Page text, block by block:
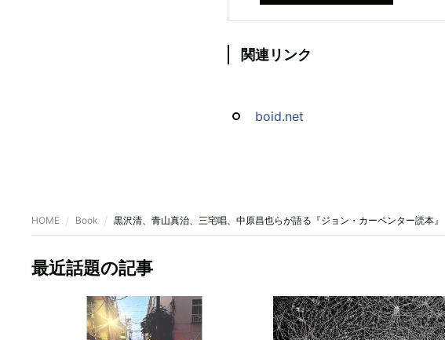
関連リンク
boid.net
HOME Book 黒沢清、青山真治、三宅唱、中原昌也らが語る『ジョン・カーペンター読本』
最近話題の記事